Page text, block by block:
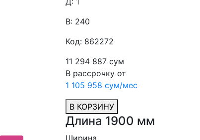
В: 240
Код: 862272
11 294 887 сум
В рассрочку от
1 105 958 сум/мес
В КОРЗИНУ
Длина 1900 мм
Ширина